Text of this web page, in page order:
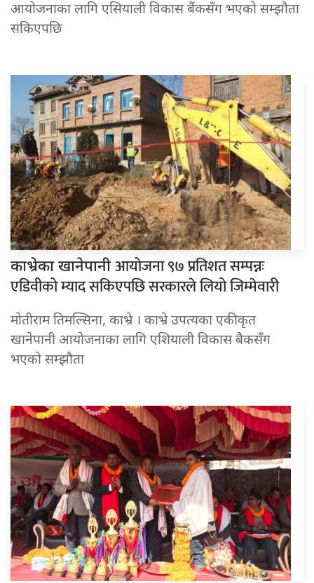
आयोजनाका लागि एसियाली विकास बैंकसँग भएको सम्झौता
सकिएपछि
काभ्रेका खानेपानीआयोजना ९७ प्रतिशत सम्पन्नः
एडिवीको म्याद सकिएपछि सरकारले लियो जिम्मेवारी
मोतीराम तिमल्सिना, काभ्रे । काभ्रे उपत्यका एकीकृत
खानेपानी आयोजनाका लागि एशियाली विकास बैकसँग
भएको सम्झौता